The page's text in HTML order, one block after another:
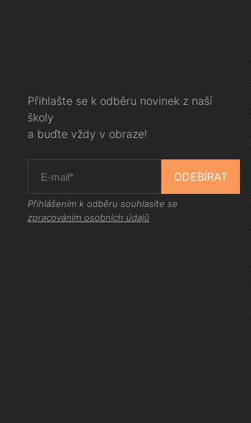
Přihlašte se k odběru novinek z naší
školy
a buďte vždy v obraze!
ODEBÍRAT
Přihlášením k odběru souhlasíte se
zpracováním osobních údajů